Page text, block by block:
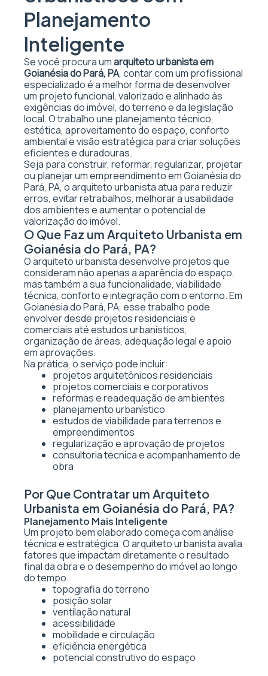
Planejamento
Inteligente
Se você procura umarquiteto urbanista em
Goianésia do Pará, PA, contar com um profissional
especializado é a melhor forma de desenvolver
um projeto funcional, valorizado e alinhado às
exigências do imóvel, do terreno e da legislação
local. O trabalho une planejamento técnico,
estética, aproveitamento do espaço, conforto
ambiental e visão estratégica para criar soluções
eficientes e duradouras.
Seja para construir, reformar, regularizar, projetar
ou planejar um empreendimento em Goianésia do
Pará, PA, o arquiteto urbanista atua para reduzir
erros, evitar retrabalhos, melhorar a usabilidade
dos ambientes e aumentar o potencial de
valorização do imóvel.
O Que Faz um Arquiteto Urbanista em
Goianésia do Pará, PA?
O arquiteto urbanista desenvolve projetos que
consideram não apenas a aparência do espaço,
mas também a sua funcionalidade, viabilidade
técnica, conforto e integração com o entorno. Em
Goianésia do Pará, PA, esse trabalho pode
envolver desde projetos residenciais e
comerciais até estudos urbanísticos,
organização de áreas, adequação legal e apoio
em aprovações.
Na prática, o serviço pode incluir:
projetos arquitetônicos residenciais
projetos comerciais e corporativos
reformas e readequação de ambientes
planejamento urbanístico
estudos de viabilidade para terrenos e
empreendimentos
regularização e aprovação de projetos
consultoria técnica e acompanhamento de
obra
Por Que Contratar um Arquiteto
Urbanista em Goianésia do Pará, PA?
Planejamento Mais Inteligente
Um projeto bem elaborado começa com análise
técnica e estratégica. O arquiteto urbanista avalia
fatores que impactam diretamente o resultado
final da obra e o desempenho do imóvel ao longo
do tempo.
topografia do terreno
posição solar
ventilação natural
acessibilidade
mobilidade e circulação
eficiência energética
potencial construtivo do espaço